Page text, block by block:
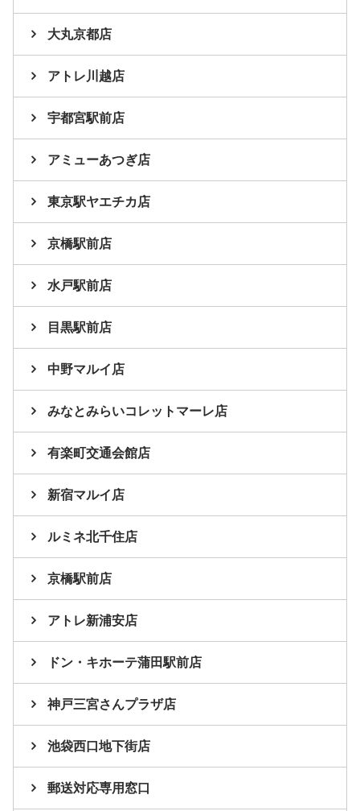
大丸京都店
アトレ川越店
宇都宮駅前店
アミューあつぎ店
東京駅ヤエチカ店
京橋駅前店
水戸駅前店
目黒駅前店
中野マルイ店
みなとみらいコレットマーレ店
有楽町交通会館店
新宿マルイ店
ルミネ北千住店
京橋駅前店
アトレ新浦安店
ドン・キホーテ蒲田駅前店
神戸三宮さんプラザ店
池袋西口地下街店
郵送対応専用窓口